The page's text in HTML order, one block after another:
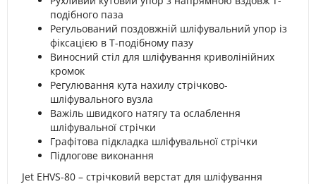
подібного паза
Регульований поздовжній шліфувальний упор із
фіксацією в Т-подібному пазу
Виносний стіл для шліфування криволінійних
кромок
Регулювання кута нахилу стрічково-
шліфувального вузла
Важіль швидкого натягу та ослаблення
шліфувальної стрічки
Графітова підкладка шліфувальної стрічки
Підлогове виконання
Jet EHVS-80 – стрічковий верстат для шліфування